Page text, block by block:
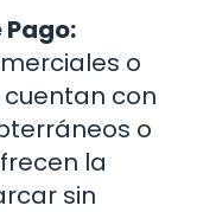
o
con
o
la
sin